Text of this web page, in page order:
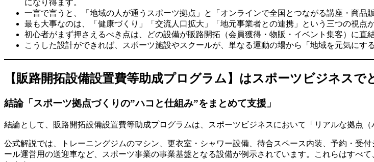
になり得ます。
一言で言うと、「地域の人が通うスポーツ拠点」と「オンラインで全国とつながる講座・商品
最も大事なのは、「健康づくり」「交流人口拡大」「地元事業者との連携」という三つの視点
初心者がまず押さえるべき点は、どの設備が販路開拓（会員獲得・物販・イベント集客）に直
こうした設計ができれば、スポーツ施設やスクールが、単なる運動の場から「地域を元気にす
【販路開拓設備設置費等助成プログラム】はスポーツビジネスで
結論「スポーツ拠点づくりの”ハコと仕組み”をまとめて支援」
結論として、販路開拓設備設置費等助成プログラムは、スポーツビジネスにおいて「リアルな拠点
公式解説では、トレーニングジムのマシン、更衣室・シャワー設備、待合スペース内装、予約・受
ール運営用の送迎車など、スポーツ事業の事業基盤となる設備が例示されています。これらはすべ